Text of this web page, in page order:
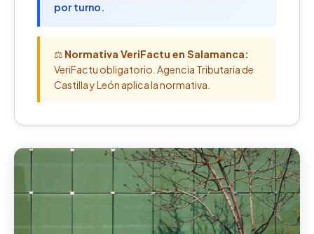
por turno.
⚖️ Normativa VeriFactu en Salamanca:
VeriFactu obligatorio. Agencia Tributaria de
Castilla y León aplica la normativa.